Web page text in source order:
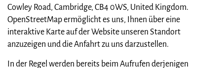
Cowley Road, Cambridge, CB4 0WS, United Kingdom.
OpenStreetMap ermöglicht es uns, Ihnen über eine
interaktive Karte auf der Website unseren Standort
anzuzeigen und die Anfahrt zu uns darzustellen.
In der Regel werden bereits beim Aufrufen derjenigen